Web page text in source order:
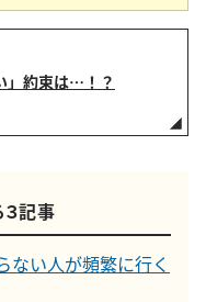
」約束は…！？
記事
ない人が頻繁に行く